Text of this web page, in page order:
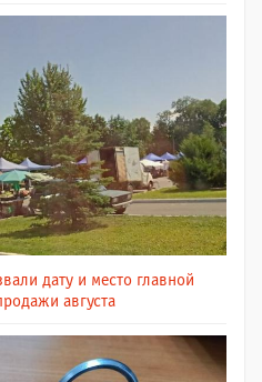
дату и место главной
августа